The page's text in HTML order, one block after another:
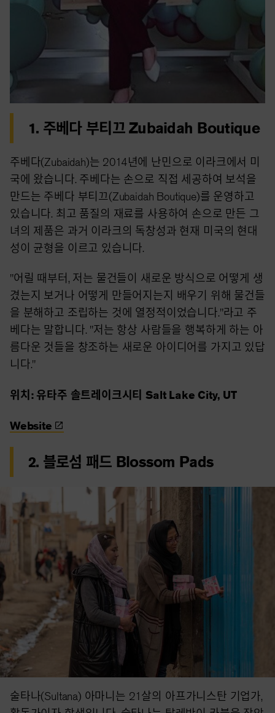
1. 주베다 부티끄Zubaidah Boutique
주베다(Zubaidah)는 2014년에 난민으로 이라크에서 미
국에 왔습니다. 주베다는 손으로 직접 세공하여 보석을
만드는 주베다 부티끄(Zubaidah Boutique)를 운영하고
있습니다. 최고 품질의 재료를 사용하여 손으로 만든 그
녀의 제품은 과거 이라크의 독창성과 현재 미국의 현대
성이 균형을 이르고 있습니다.
"어릴 때부터, 저는 물건들이 새로운 방식으로 어떻게 생
겼는지 보거나 어떻게 만들어지는지 배우기 위해 물건들
을 분해하고 조립하는 것에 열정적이었습니다."라고 주
베다는 말합니다. "저는 항상 사람들을 행복하게 하는 아
름다운 것들을 창조하는 새로운 아이디어를 가지고 있답
니다."
위치: 유타주 솔트레이크시티 Salt Lake City, UT
Website
2. 블로섬 패드 Blossom Pads
술타나(Sultana) 아마니는 21살의 아프가니스탄 기업가,